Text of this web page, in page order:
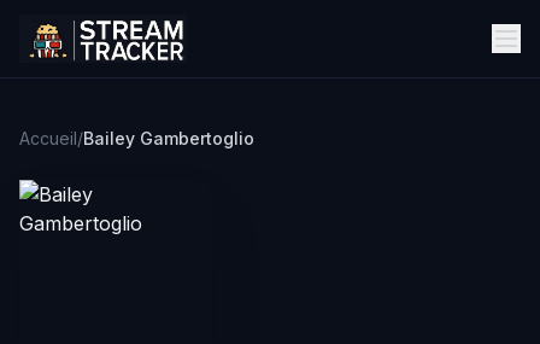
Accueil/Bailey Gambertoglio